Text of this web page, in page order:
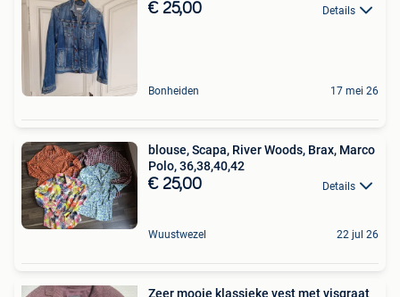
€ 25,00 Details
Bonheiden 17 mei 26
blouse, Scapa, River Woods, Brax, Marco
Polo, 36,38,40,42
€ 25,00 Details
Wuustwezel 22 jul 26
Zeer mooie klassieke vest met visgraat